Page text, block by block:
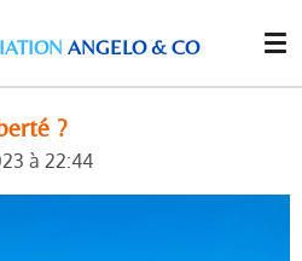
ANGELO & CO
?
à 22:44